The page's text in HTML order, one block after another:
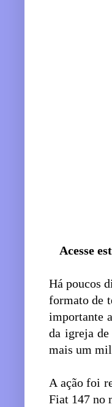
Acesse
Há poucos
formato de
importante
da igreja de
mais um
A ação foi
Fiat 147 no